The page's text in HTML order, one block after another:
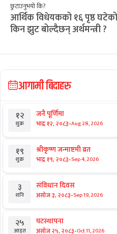
छुटाउनुभयो कि?
आर्थिक विधेयकको १६ पृष्ठ
किन झुट बोल्दैछन् अर्थमन्त्री ?
आगामी बिदाहरु
१२
शुक्र
जनै पूर्णिमा
भाद्र १२, २०८३-Aug 28, 2026
१९
शुक्र
श्रीकृष्ण जन्माष्टमी व्रत
भाद्र १९, २०८३-Sep 4, 2026
३
शनि
संविधान दिवस
असोज ३, २०८३-Sep 19, 2026
२५
आइत
घटस्थापना
असोज २५, २०८३-Oct 11, 2026